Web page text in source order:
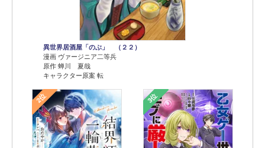
異世界居酒屋「のぶ」 （２２）
漫画 ヴァージニア二等兵
原作 蝉川 夏哉
キャラクター原案 転
2位 3位